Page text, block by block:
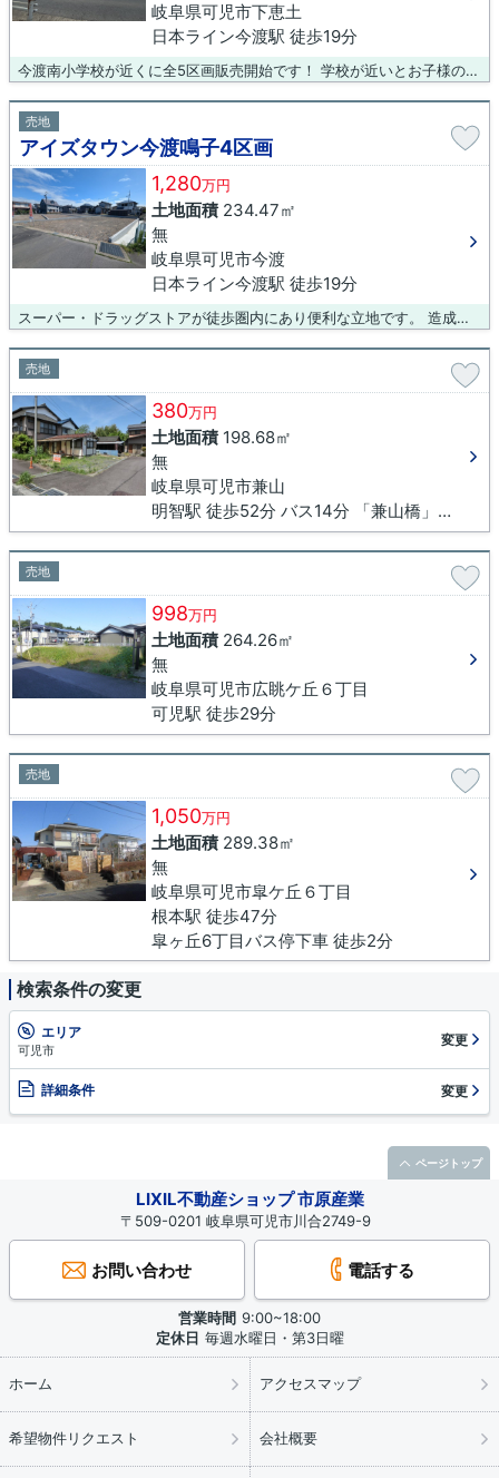
岐阜県可児市下恵土
日本ライン今渡駅 徒歩19分
今渡南小学校が近くに全5区画販売開始です！ 学校が近いとお子様の通学も安心ですね。 スーパーやドラッグストアも徒歩圏内に複数あり大変便利です。 建築条件がないので、お好きな建築会社で建築していただけます！
売地
アイズタウン今渡鳴子4区画
1,280万円
土地面積234.47㎡
無
岐阜県可児市今渡
日本ライン今渡駅 徒歩19分
スーパー・ドラッグストアが徒歩圏内にあり便利な立地です。 造成工事完了後のお渡しなのですぐに建築していただけます！ 建築条件なし！
売地
380万円
土地面積198.68㎡
無
岐阜県可児市兼山
明智駅 徒歩52分 バス14分 「兼山橋」停下車 徒歩1分
売地
998万円
土地面積264.26㎡
無
岐阜県可児市広眺ケ丘６丁目
可児駅 徒歩29分
売地
1,050万円
土地面積289.38㎡
無
岐阜県可児市皐ケ丘６丁目
根本駅 徒歩47分
皐ヶ丘6丁目バス停下車 徒歩2分
検索条件の変更
エリア
可児市
変更
詳細条件 変更
LIXIL不動産ショップ 市原産業
〒509-0201 岐阜県可児市川合2749-9
お問い合わせ 電話する
営業時間 9:00~18:00
定休日 毎週水曜日・第3日曜
ホーム アクセスマップ
希望物件リクエスト 会社概要
ページトップ